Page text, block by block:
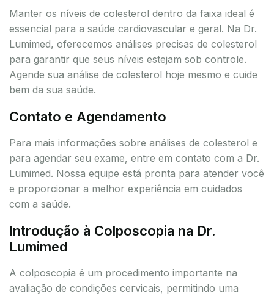
Manter os níveis de colesterol dentro da faixa ideal é
essencial para a saúde cardiovascular e geral. Na Dr.
Lumimed, oferecemos análises precisas de colesterol
para garantir que seus níveis estejam sob controle.
Agende sua análise de colesterol hoje mesmo e cuide
bem da sua saúde.
Contato e Agendamento
Para mais informações sobre análises de colesterol e
para agendar seu exame, entre em contato com a Dr.
Lumimed. Nossa equipe está pronta para atender você
e proporcionar a melhor experiência em cuidados
com a saúde.
Introdução à Colposcopia na Dr.
Lumimed
A colposcopia é um procedimento importante na
avaliação de condições cervicais, permitindo uma